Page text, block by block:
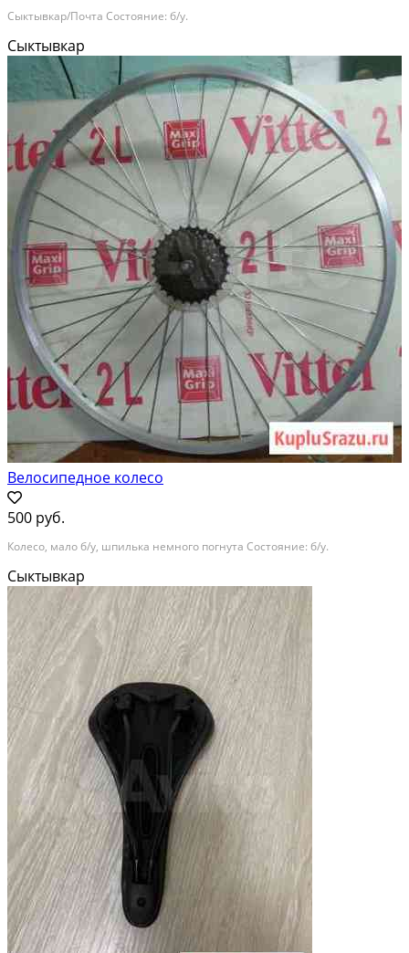
Сыктывкар/Почта Состояние: б/у.
Сыктывкар
Велосипедное колесо
500 руб.
Колесо, мало б/у, шпилька немного погнута Состояние: б/у.
Сыктывкар